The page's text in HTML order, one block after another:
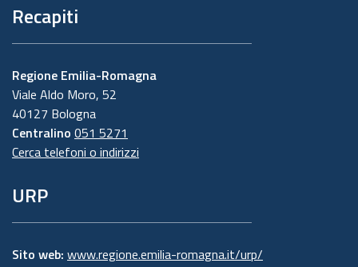
Recapiti
Regione Emilia-Romagna
Viale Aldo Moro, 52
40127 Bologna
Centralino 051 5271
Cerca telefoni o indirizzi
URP
Sito web: www.regione.emilia-romagna.it/urp/